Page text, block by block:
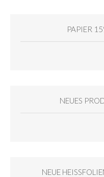
PAPIER
NEUES
NEUE